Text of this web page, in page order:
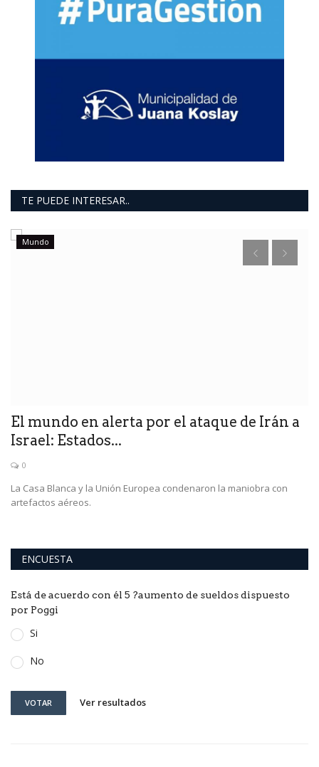
TE PUEDE INTERESAR..
Mundo
El mundo en alerta por el ataque de Irán a
Israel: Estados...
0
La Casa Blanca y la Unión Europea condenaron la maniobra con
artefactos aéreos.
ENCUESTA
Está de acuerdo con él 5 ?aumento de sueldos dispuesto
por Poggi
Si
No
VOTAR Ver resultados